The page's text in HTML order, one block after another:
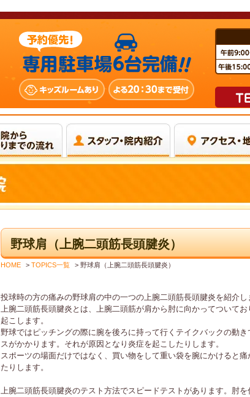
野球肩（上腕二頭筋長頭腱炎）
HOME > TOPICS一覧 > 野球肩（上腕二頭筋長頭腱炎）
投球時の方の痛みの野球肩の中の一つの上腕二頭筋長頭腱炎を紹介し
上腕二頭筋長頭腱炎とは、上腕二頭筋が肩から肘に向かってついて
起こします。
野球ではピッチングの際に腕を後ろに持って行くテイクバックの動
スがかかります。それが原因となり炎症を起こしたりします。
スポーツの場面だけではなく、買い物をして重い袋を腕にかけると
たりします。
上腕二頭筋長頭腱炎のテスト方法でスピードテストがあります。肘